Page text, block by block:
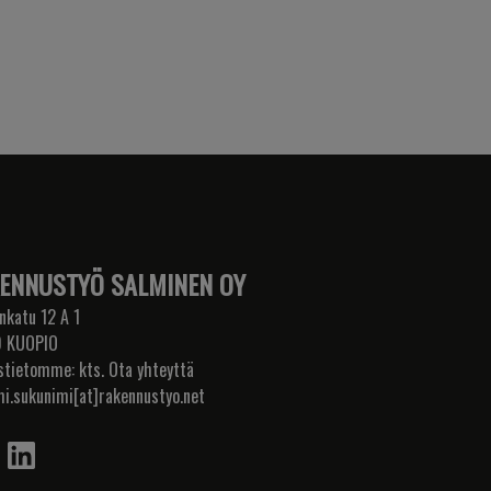
SALMINEN OY
12 A 1
kts. Ota yhteyttä